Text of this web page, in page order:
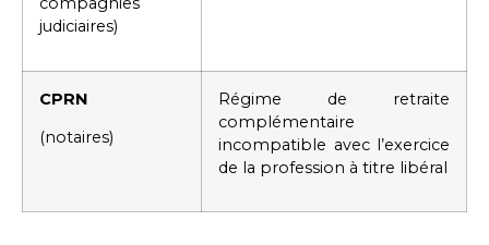
judiciaires)
CPRN
(notaires)
Régime de retraite
complémentaire
incompatible avec l’exercice
de la profession à titre libéral